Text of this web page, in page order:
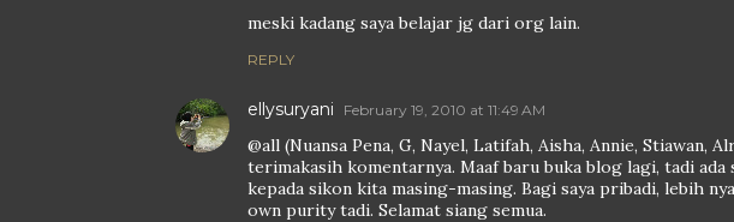
meski kadang saya belajar jg dari org lain.
REPLY
ellysuryani February 19, 2010 at 11:49 AM
@all (Nuansa Pena, G, Nayel, Latifah, Aisha, Annie, Stiawan,
terimakasih komentarnya. Maaf baru buka blog lagi, tadi
kepada sikon kita masing-masing. Bagi saya pribadi, lebih
own purity tadi. Selamat siang semua.